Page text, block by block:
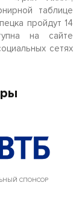
таблице
пройдут 14
на сайте
сетях
СПОНСОР